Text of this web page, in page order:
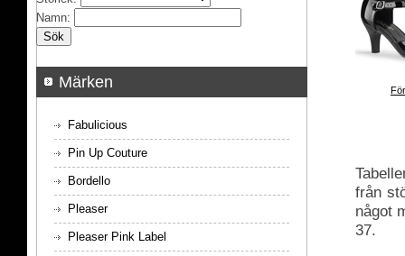
från
något
37.
Namn:
Märken
Fabulicious
Pin Up Couture
Bordello
Pleaser
Pleaser Pink Label